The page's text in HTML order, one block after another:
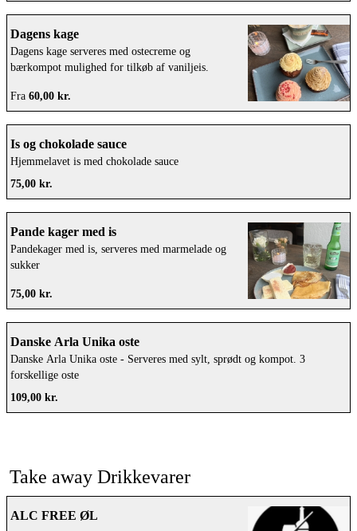
Dagens kage
Dagens kage serveres med ostecreme og
bærkompot mulighed for tilkøb af vaniljeis.
Fra 60,00 kr.
Is og chokolade sauce
Hjemmelavet is med chokolade sauce
75,00 kr.
Pande kager med is
Pandekager med is, serveres med marmelade og
sukker
75,00 kr.
Danske Arla Unika oste
Danske Arla Unika oste - Serveres med sylt, sprødt og kompot. 3
forskellige oste
109,00 kr.
Take away Drikkevarer
ALC FREE ØL